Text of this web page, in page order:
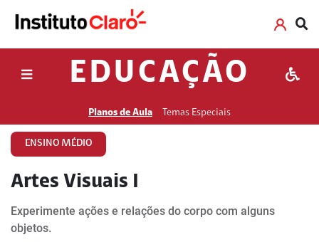
EDUCAÇÃO
Planos de Aula Temas Especiais
ENSINO MÉDIO
Artes Visuais I
Experimente ações e relações do corpo com alguns
objetos.